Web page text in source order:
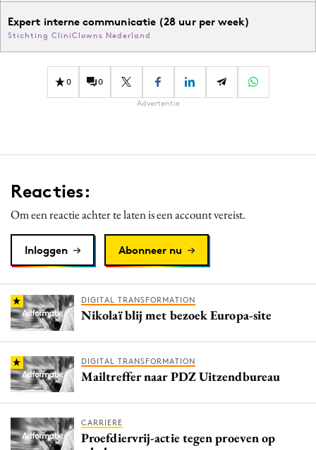
Expert interne communicatie (28 uur per week)
Stichting CliniClowns Nederland
0 0
Advertentie
Reacties:
Om een reactie achter te laten is een account vereist.
Inloggen Abonneer nu
DIGITAL TRANSFORMATION
Nikolaï blij met bezoek Europa-site
DIGITAL TRANSFORMATION
Mailtreffer naar PDZ Uitzendbureau
CARRIERE
Proefdiervrij-actie tegen proeven op